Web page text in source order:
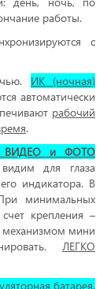
работы.
с
ИК (ночная)
автоматически
рабочий
.
ВИДЕО и ФОТО
для глаза
индикатора. В
минимальных
крепления –
мини
ЛЕГКО
батарея.